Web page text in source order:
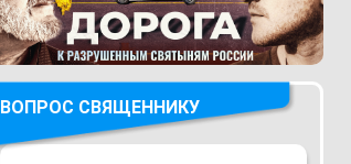
ВОПРОС СВЯЩЕННИКУ